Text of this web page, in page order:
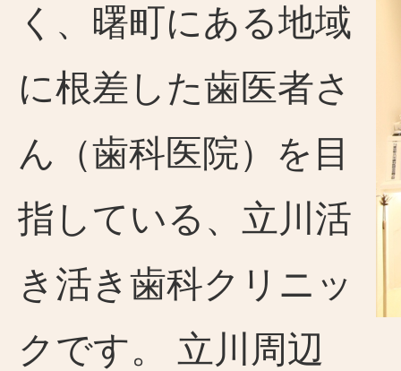
く、曙町にある地域
に根差した歯医者さ
ん（歯科医院）を目
指している、立川活
き活き歯科クリニッ
クです。 立川周辺